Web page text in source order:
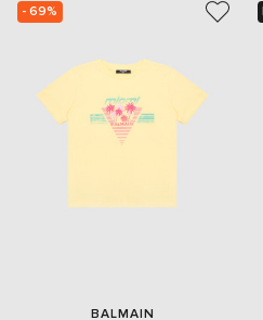
- 69%
BALMAIN